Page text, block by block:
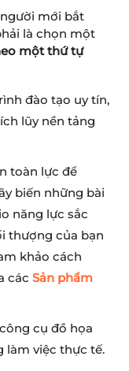
mới bắt
là chọn một
một thứ tự
đào tạo uy tín,
lũy nền tảng
toàn lực để
biến những bài
năng lực sắc
thượng của bạn
khảo cách
các Sản phẩm
cụ đồ họa
làm việc thực tế.